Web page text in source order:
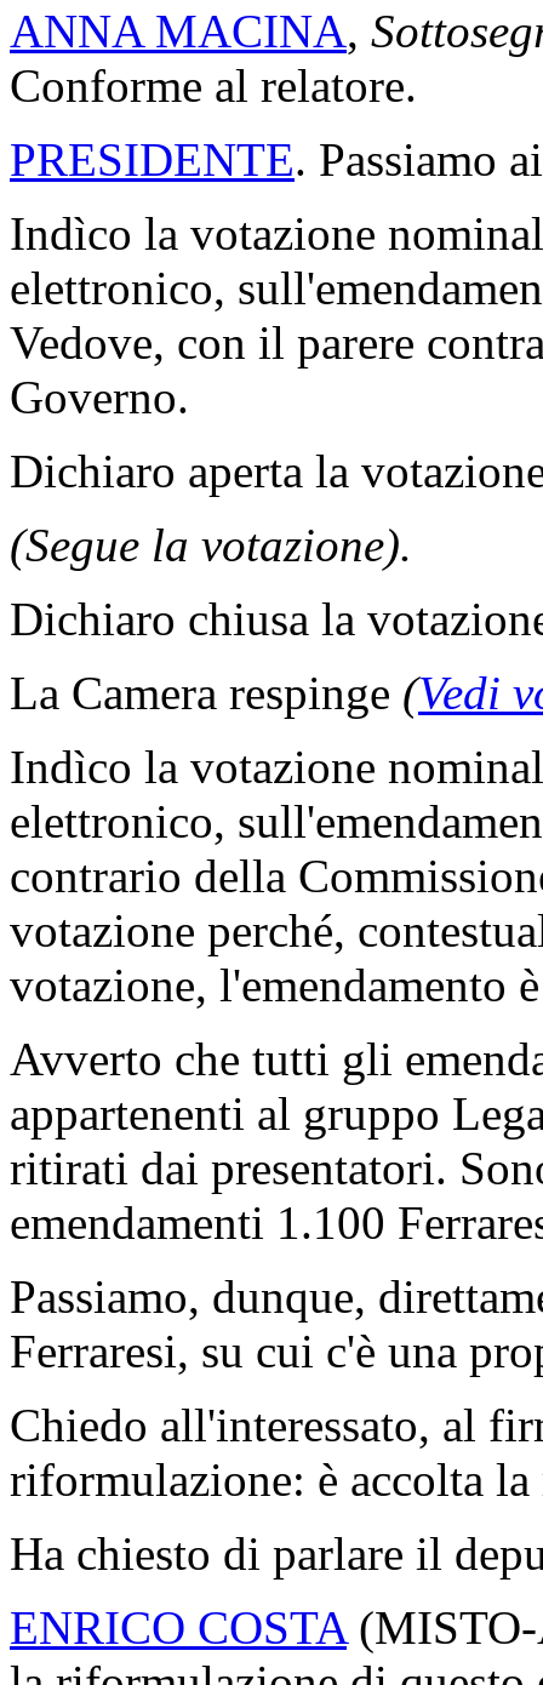
ANNA MACINA,
Conforme al relatore.
PRESIDENTE. Passiamo
Indìco la votazione
elettronico,
Vedove, con il parere
Governo.
Dichiaro aperta la
(Segue la votazione).
Dichiaro chiusa la
La Camera respinge (Vedi
Indìco la votazione
elettronico,
contrario della
votazione perché,
votazione, l'emendamento
Avverto che tutti gli
appartenenti al gruppo
ritirati dai presentatori.
emendamenti 1.100
Passiamo, dunque,
Ferraresi, su cui c'è una
Chiedo all'interessato, al
riformulazione: è accolta
Ha chiesto di parlare il
ENRICO COSTA(